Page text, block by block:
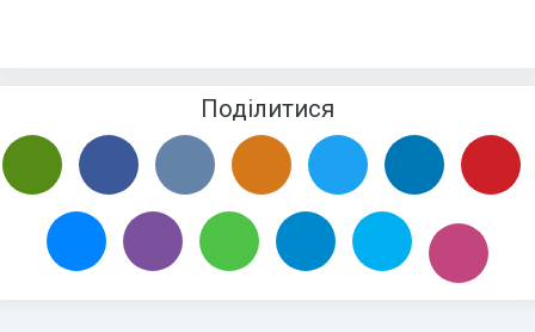
Поділитися